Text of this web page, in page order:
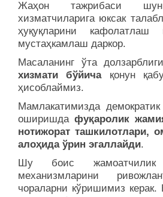
Жаҳон тажрибаси
хизматчиларига юксак
ҳуқуқларини
мустаҳкамлаш даркор.
Масаланинг ўта
хизмати бўйичақонун
ҳисоблаймиз.
Мамлакатимизда
оширишда фуқаролик
нотижорат ташкилотлари,
алоҳида ўрин эгаллайди.
Шу боис жамоатчилик
механизмларини
чораларни кўришимиз керак.